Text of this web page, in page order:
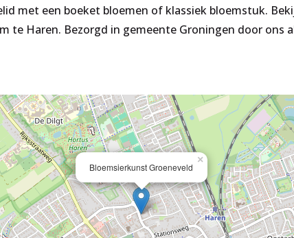
met een boeket bloemen of klassiek bloemstuk.
te Haren. Bezorgd in gemeente Groningen door ons
Bloemsierkunst Groeneveld
×